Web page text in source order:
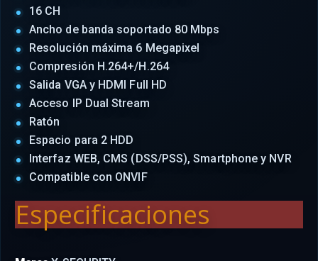
16 CH
Ancho de banda soportado 80 Mbps
Resolución máxima 6 Megapixel
Compresión H.264+/H.264
Salida VGA y HDMI Full HD
Acceso IP Dual Stream
Ratón
Espacio para 2 HDD
Interfaz WEB, CMS (DSS/PSS), Smartphone y NVR
Compatible con ONVIF
Especificaciones